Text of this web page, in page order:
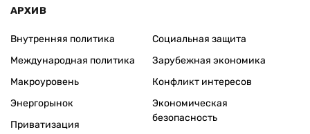
АРХИВ
Внутренняя политика
Международная политика
Макроуровень
Энергорынок
Приватизация
Социальная защита
Зарубежная экономика
Конфликт интересов
Экономическая
безопасность